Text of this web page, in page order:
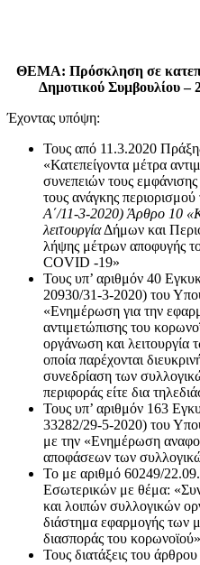
ΘΕΜΑ: Πρόσκληση σε
Δημοτικού Συμβουλίου –
Έχοντας υπόψη:
Τους από 11.3.2020
«Κατεπείγοντα μέτρα
συνεπειών τους
τους ανάγκης περιορισμού
Α΄/11-3-2020) Άρθρο 10
λειτουργίαΔήμων και
λήψης μέτρων αποφυγής
COVID -19»
Τους υπ’ αριθμόν 40
20930/31-3-2020) του
«Ενημέρωση για την
αντιμετώπισης του
οργάνωση και
οποία παρέχονται
συνεδρίαση των
περιφοράς είτε δια
Τους υπ’ αριθμόν 163
33282/29-5-2020) του
με την «Ενημέρωση
αποφάσεων των
Το με αριθμό 60249/
Εσωτερικών με θέμα:
και λοιπών συλλογικών
διάστημα εφαρμογής των
διασποράς του κορωνοϊού»
Τους διατάξεις του